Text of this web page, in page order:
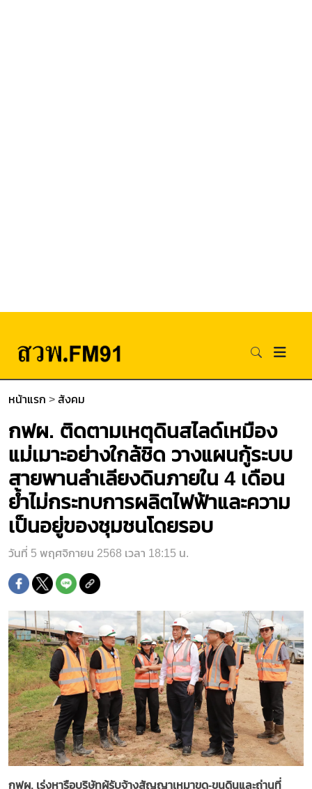
หน้าแรก > สังคม
กฟผ. ติดตามเหตุดินสไลด์เหมือง
แม่เมาะอย่างใกล้ชิด วางแผนกู้ระบบ
สายพานลำเลียงดินภายใน 4 เดือน
ย้ำไม่กระทบการผลิตไฟฟ้าและความ
เป็นอยู่ของชุมชนโดยรอบ
วันที่ 5 พฤศจิกายน 2568 เวลา 18:15 น.
กฟผ. เร่งหารือบริษัทผู้รับจ้างสัญญาเหมาขุด-ขนดินและถ่านที่